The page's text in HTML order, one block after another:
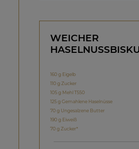
WEICHER
160 g Eigelb
110 g Zucker
105 g Mehl T550
125 g Gemahlene Haselnüsse
70 g Ungesalzene Butter
190 g Eiweiß
70 g Zucker*